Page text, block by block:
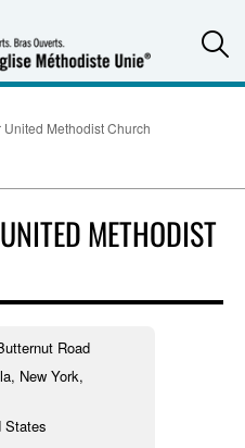
Methodist Church
METHODIST
Road
New York,
States